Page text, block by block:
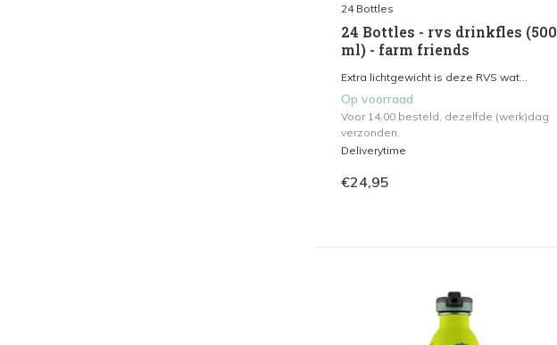
24 Bottles
24 Bottles - rvs drinkfles (500
ml) - farm friends
Extra lichtgewicht is deze RVS wat...
Op voorraad
Voor 14.00 besteld, dezelfde (werk)dag
verzonden.
Deliverytime
€24,95